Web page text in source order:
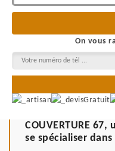
On vous
COUVERTURE
se spécialiser